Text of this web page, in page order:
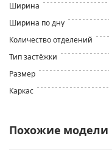
Ширина
Ширина по дну
Количество отделений
Тип застёжки
Размер
Каркас
Похожие модели